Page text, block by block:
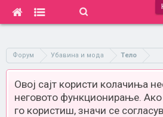
Форум Убавина и мода Тело
Овој сајт користи колачиња
неговото функционирање.
го користиш, значи се